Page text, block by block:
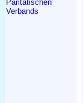
Paritätischen
Verbands